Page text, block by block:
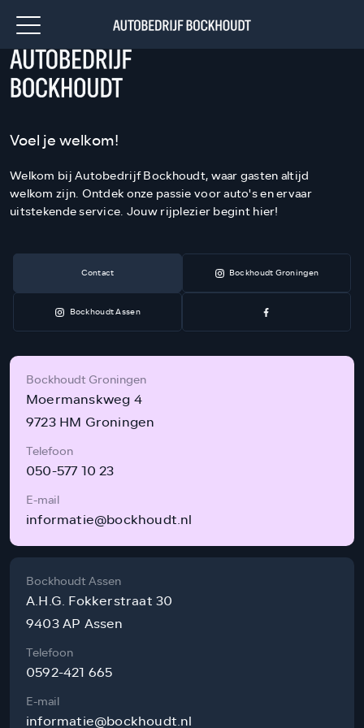
Voel je welkom!
Welkom bij Autobedrijf Bockhoudt, waar gasten altijd
welkom zijn. Ontdek onze passie voor auto's en ervaar
uitstekende service. Jouw rijplezier begint hier!
Contact Bockhoudt Groningen
Bockhoudt Assen
Bockhoudt Groningen
Moermanskweg 4
9723 HM Groningen
Telefoon
050-577 10 23
E-mail
informatie@bockhoudt.nl
Bockhoudt Assen
A.H.G. Fokkerstraat 30
9403 AP Assen
Telefoon
0592-421 665
E-mail
informatie@bockhoudt.nl